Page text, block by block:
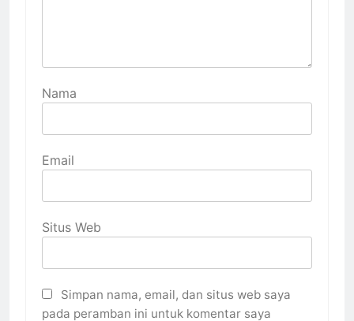
Nama
Email
Situs Web
Simpan nama, email, dan situs web saya
pada peramban ini untuk komentar saya